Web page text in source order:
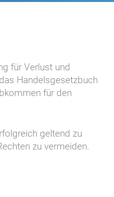
für Verlust und
Handelsgesetzbuch
für den
geltend zu
zu vermeiden.